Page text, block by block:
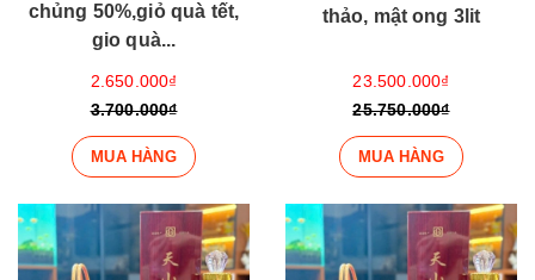
chủng 50%,giỏ quà tết,
gio quà...
2.650.000₫
3.700.000₫
MUA HÀNG
thảo, mật ong 3lit
23.500.000₫
25.750.000₫
MUA HÀNG